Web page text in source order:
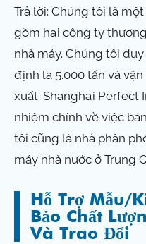
Trả lời: Chúng tôi là
gồm hai công ty
nhà máy. Chúng tôi
định là 5.000 tấn và
xuất. Shanghai Perfect
nhiệm chính về việc
tôi cũng là nhà phân
máy nhà nước ở Trung
Hỗ Trợ Mẫu/
Bảo Chất
Và Trao Đổi